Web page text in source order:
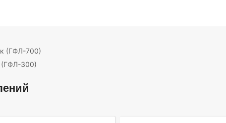
(ГФЛ-700)
(ГФЛ-300)